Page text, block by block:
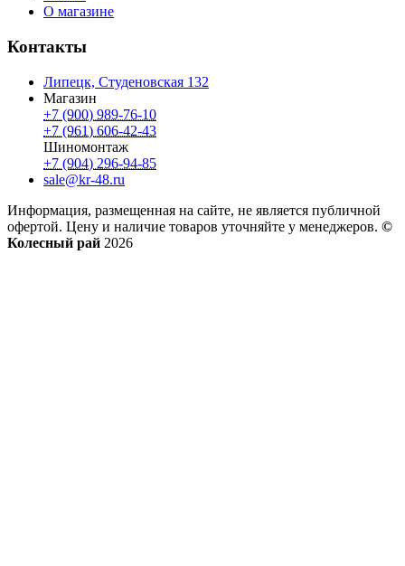
О магазине
Контакты
Липецк, Студеновская 132
Магазин
+7 (900) 989-76-10
+7 (961) 606-42-43
Шиномонтаж
+7 (904) 296-94-85
sale@kr-48.ru
Информация, размещенная на сайте, не является публичной
офертой. Цену и наличие товаров уточняйте у менеджеров. ©
Колесный рай 2026